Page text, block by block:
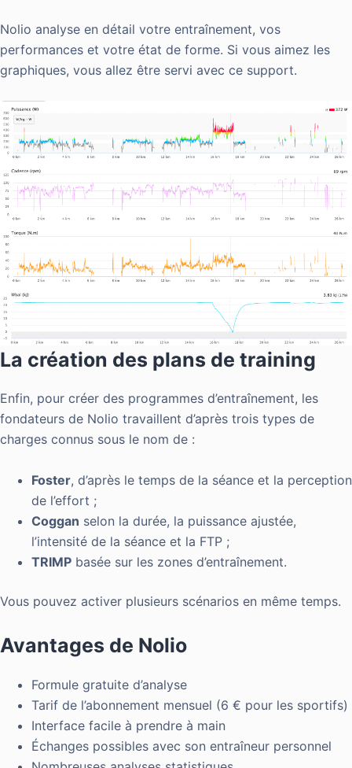
Nolio analyse en détail votre entraînement, vos
performances et votre état de forme. Si vous aimez les
graphiques, vous allez être servi avec ce support.
La création des plans de training
Enfin, pour créer des programmes d’entraînement, les
fondateurs de Nolio travaillent d’après trois types de
charges connus sous le nom de :
Foster, d’après le temps de la séance et la perception
de l’effort ;
Coggan selon la durée, la puissance ajustée,
l’intensité de la séance et la FTP ;
TRIMP basée sur les zones d’entraînement.
Vous pouvez activer plusieurs scénarios en même temps.
Avantages de Nolio
Formule gratuite d’analyse
Tarif de l’abonnement mensuel (6 € pour les sportifs)
Interface facile à prendre à main
Échanges possibles avec son entraîneur personnel